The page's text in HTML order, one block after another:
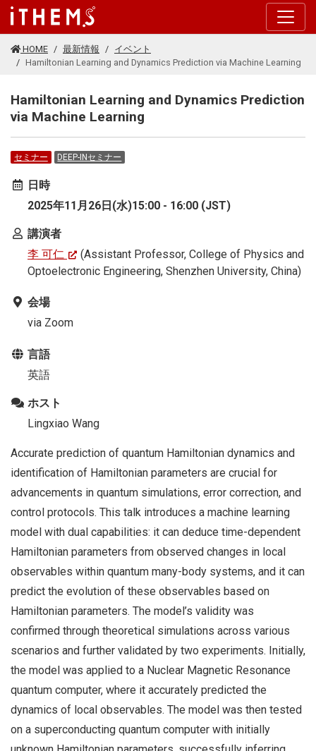
このページの本文に移動する
HOME 最新情報
イベント
Hamiltonian Learning and Dynamics Prediction via Machine Learning
Hamiltonian Learning and Dynamics Prediction
via Machine Learning
セミナー DEEP-INセミナー
日時
2025年11月26日(水)15:00 - 16:00 (JST)
講演者
李 可仁
(Assistant Professor, College of Physics and
Optoelectronic Engineering, Shenzhen University, China)
会場
via Zoom
言語
英語
ホスト
Lingxiao Wang
Accurate prediction of quantum Hamiltonian dynamics and
identification of Hamiltonian parameters are crucial for
advancements in quantum simulations, error correction, and
control protocols. This talk introduces a machine learning
model with dual capabilities: it can deduce time-dependent
Hamiltonian parameters from observed changes in local
observables within quantum many-body systems, and it can
predict the evolution of these observables based on
Hamiltonian parameters. The model’s validity was
confirmed through theoretical simulations across various
scenarios and further validated by two experiments. Initially,
the model was applied to a Nuclear Magnetic Resonance
quantum computer, where it accurately predicted the
dynamics of local observables. The model was then tested
on a superconducting quantum computer with initially